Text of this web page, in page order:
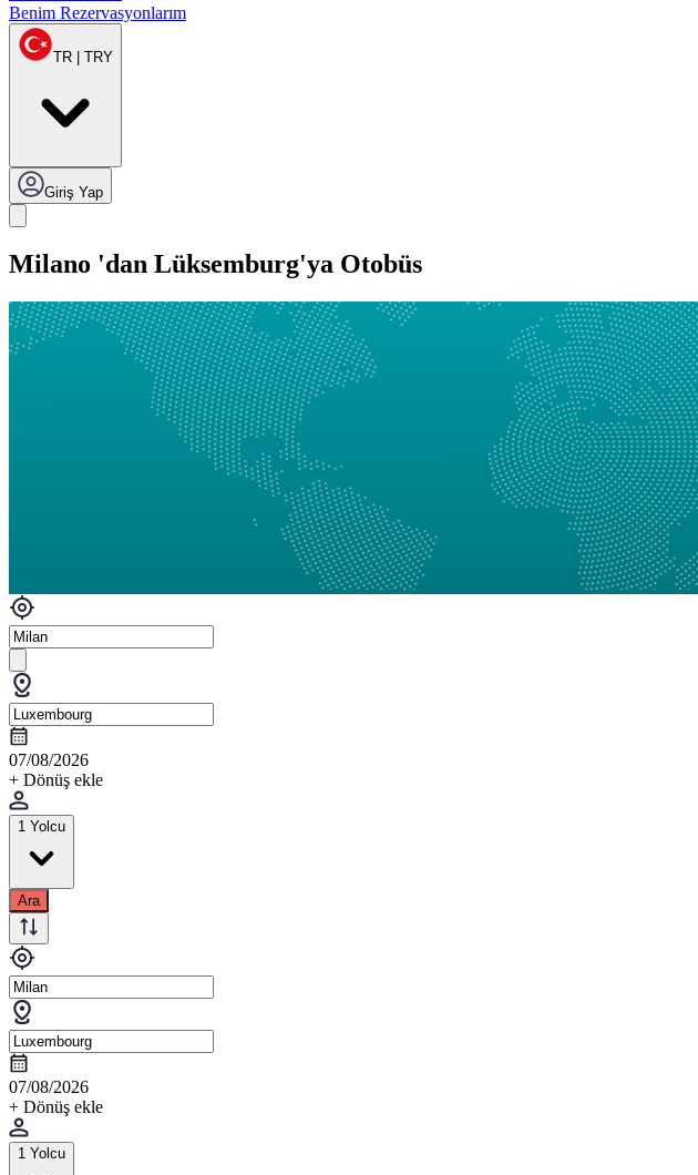
Benim Rezervasyonlarım
TR | TRY
Giriş Yap
Milano 'dan Lüksemburg'ya Otobüs
07/08/2026
+ Dönüş ekle
1 Yolcu
Ara
07/08/2026
+ Dönüş ekle
1 Yolcu